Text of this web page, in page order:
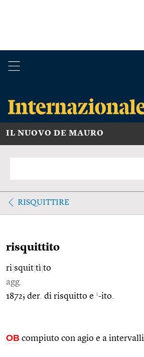
IL NUOVO DE MAURO
RISQUITTIRE
risquittito
ri squit tì to
agg.
1872; der. di risquitto e 1-ito.
OB compiuto con agio e a intervalli